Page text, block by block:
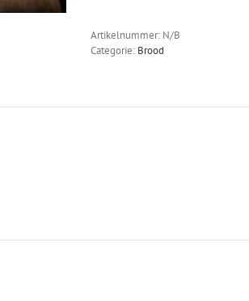
Artikelnummer: N/B
Categorie: Brood